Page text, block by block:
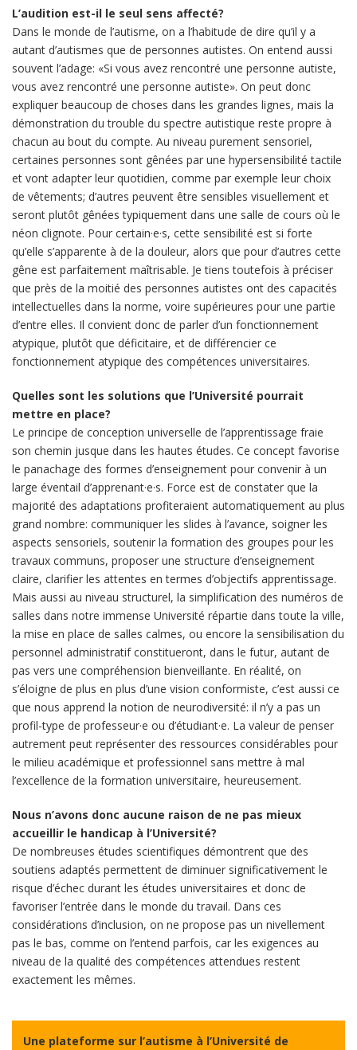
L’audition est-il le seul sens affecté?
Dans le monde de l’autisme, on a l’habitude de dire qu’il y a
autant d’autismes que de personnes autistes. On entend aussi
souvent l’adage: «Si vous avez rencontré une personne autiste,
vous avez rencontré une personne autiste». On peut donc
expliquer beaucoup de choses dans les grandes lignes, mais la
démonstration du trouble du spectre autistique reste propre à
chacun au bout du compte. Au niveau purement sensoriel,
certaines personnes sont gênées par une hypersensibilité tactile
et vont adapter leur quotidien, comme par exemple leur choix
de vêtements; d’autres peuvent être sensibles visuellement et
seront plutôt gênées typiquement dans une salle de cours où le
néon clignote. Pour certain·e·s, cette sensibilité est si forte
qu’elle s’apparente à de la douleur, alors que pour d’autres cette
gêne est parfaitement maîtrisable. Je tiens toutefois à préciser
que près de la moitié des personnes autistes ont des capacités
intellectuelles dans la norme, voire supérieures pour une partie
d’entre elles. Il convient donc de parler d’un fonctionnement
atypique, plutôt que déficitaire, et de différencier ce
fonctionnement atypique des compétences universitaires.
Quelles sont les solutions que l’Université pourrait
mettre en place?
Le principe de conception universelle de l’apprentissage fraie
son chemin jusque dans les hautes études. Ce concept favorise
le panachage des formes d’enseignement pour convenir à un
large éventail d’apprenant·e·s. Force est de constater que la
majorité des adaptations profiteraient automatiquement au plus
grand nombre: communiquer les slides à l’avance, soigner les
aspects sensoriels, soutenir la formation des groupes pour les
travaux communs, proposer une structure d’enseignement
claire, clarifier les attentes en termes d’objectifs apprentissage.
Mais aussi au niveau structurel, la simplification des numéros de
salles dans notre immense Université répartie dans toute la ville,
la mise en place de salles calmes, ou encore la sensibilisation du
personnel administratif constitueront, dans le futur, autant de
pas vers une compréhension bienveillante. En réalité, on
s’éloigne de plus en plus d’une vision conformiste, c’est aussi ce
que nous apprend la notion de neurodiversité: il n’y a pas un
profil-type de professeur·e ou d’étudiant·e. La valeur de penser
autrement peut représenter des ressources considérables pour
le milieu académique et professionnel sans mettre à mal
l’excellence de la formation universitaire, heureusement.
Nous n’avons donc aucune raison de ne pas mieux
accueillir le handicap à l’Université?
De nombreuses études scientifiques démontrent que des
soutiens adaptés permettent de diminuer significativement le
risque d’échec durant les études universitaires et donc de
favoriser l’entrée dans le monde du travail. Dans ces
considérations d’inclusion, on ne propose pas un nivellement
pas le bas, comme on l’entend parfois, car les exigences au
niveau de la qualité des compétences attendues restent
exactement les mêmes.
Une plateforme sur l’autisme à l’Université de